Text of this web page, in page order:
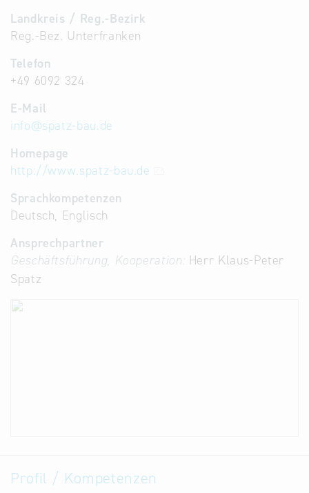
Landkreis / Reg.-Bezirk
Reg.-Bez. Unterfranken
Telefon
+49 6092 324
E-Mail
info@spatz-bau.de
Homepage
http://www.spatz-bau.de
Sprachkompetenzen
Deutsch, Englisch
Ansprechpartner
Geschäftsführung, Kooperation: Herr Klaus-Peter
Spatz
Profil / Kompetenzen